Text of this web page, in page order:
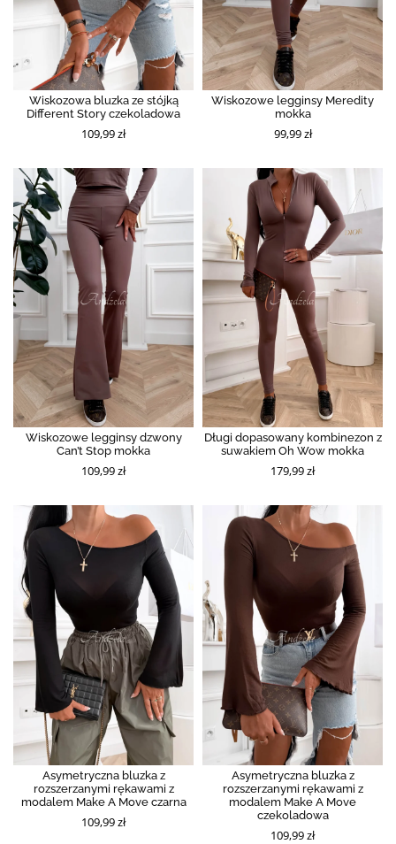
Wiskozowa bluzka ze stójką
Different Story czekoladowa
109,99 zł
Wiskozowe legginsy Meredity
mokka
99,99 zł
Wiskozowe legginsy dzwony
Can’t Stop mokka
109,99 zł
Długi dopasowany kombinezon z
suwakiem Oh Wow mokka
179,99 zł
Asymetryczna bluzka z
rozszerzanymi rękawami z
modalem Make A Move czarna
109,99 zł
Asymetryczna bluzka z
rozszerzanymi rękawami z
modalem Make A Move
czekoladowa
109,99 zł